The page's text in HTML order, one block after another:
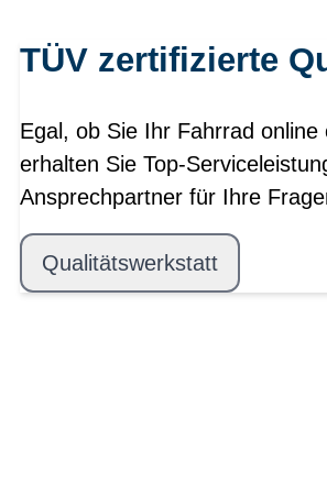
TÜV zertifizierte
Egal, ob Sie Ihr Fahrrad
erhalten Sie Top-
Ansprechpartner für Ihre
Qualitätswerkstatt